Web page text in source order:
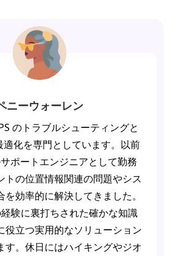
ニーウォーレン
のトラブルシューティングと
化を専門としています。以前
ポートエンジニアとして勤務
トの位置情報関連の問題やシス
効率的に解決してきました。
験に裏打ちされた確かな知識
役立つ実用的なソリューション
す。休日にはハイキングやジオ